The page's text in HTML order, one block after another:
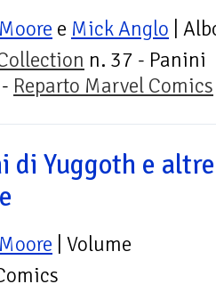
e Mick Anglo |
n. 37 - Panini
Reparto Marvel Comics
di Yuggoth e altre
| Volume